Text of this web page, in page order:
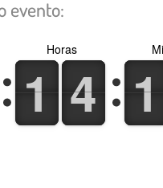
evento:
1
1
1
1 4
4
4
4
Horas
1
1
1
1